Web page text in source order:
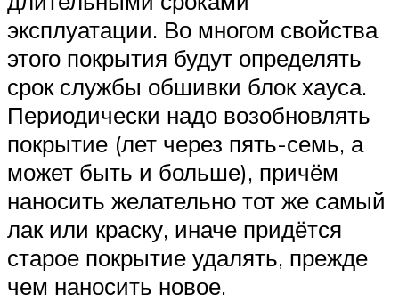
эксплуатации. Во многом свойства
этого покрытия будут определять
срок службы обшивки блок хауса.
Периодически надо возобновлять
покрытие (лет через пять-семь, а
может быть и больше), причём
наносить желательно тот же самый
лак или краску, иначе придётся
старое покрытие удалять, прежде
чем наносить новое.